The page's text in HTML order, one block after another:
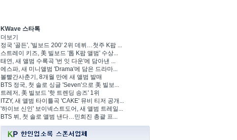
KWave 스타톡
더보기
정국 '골든', '빌보드 200' 2위 데뷔…첫주 K팝 ...
스트레이 키즈, 美 빌보드 '톱 K팝 앨범' 수상...
태연, 새 앨범 수록곡 '번 잇 다운'에 담아낸 ...
에스파, 새 미니앨범 'Drama'에 담은 드라마...
볼빨간사춘기, 8개월 만에 새 앨범 발매
BTS 정국, 첫 솔로 싱글 'Seven'으로 美 빌보...
트레저, 美 빌보드 '핫 트렌딩 송즈' 1위
ITZY, 새 앨범 타이틀곡 'CAKE' 뮤비 티저 공개...
'하이브 신인' 보이넥스트도어, 새 앨범 트레일...
BTS 뷔, 첫 솔로 앨범 낸다…민희진 총괄 프...